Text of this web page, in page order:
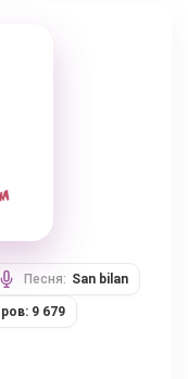
Песня: San bilan
9 679